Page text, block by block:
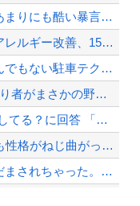
長崎の語り部お爺ちゃん（84）、修学旅行生に「日本も原爆を持たないと負ける」と言...
【画像】瞬間-26℃冷却のベルトファンが今なら4,980円ｗｗｗ
【配信者】「金バエ」のSNS更新が1週間途絶え、様々な憶測が飛び交う。1週間ぶり...
Powered by livedoor 相互RSS
【悲報】中国さん、日本に対しあまりにも酷い暴言を放つ 「侵略戦争仕掛けたくせに...
【朗報】「💩移植」でピーナツアレルギー改善、15人中6人が数粒食べられるように
運転してる女性配信者さん、とんでもない駐車テクニックを見せつけてネット民をドン引...
「VIVANT」最新話で最大の裏切り者がまさかの野崎さん！ネット衝撃「嘘だろ」「...
【芸能】さかなクン 50歳 結婚してる？に回答 「幸せだな～」
17歳の女です。自分があまりにも性格がねじ曲がっていてどう矯正したらいいのか分か...
【特攻隊員の本音】「ああァ、だまされちゃった。今度生れる時はアメリカへ生れるぞ」...